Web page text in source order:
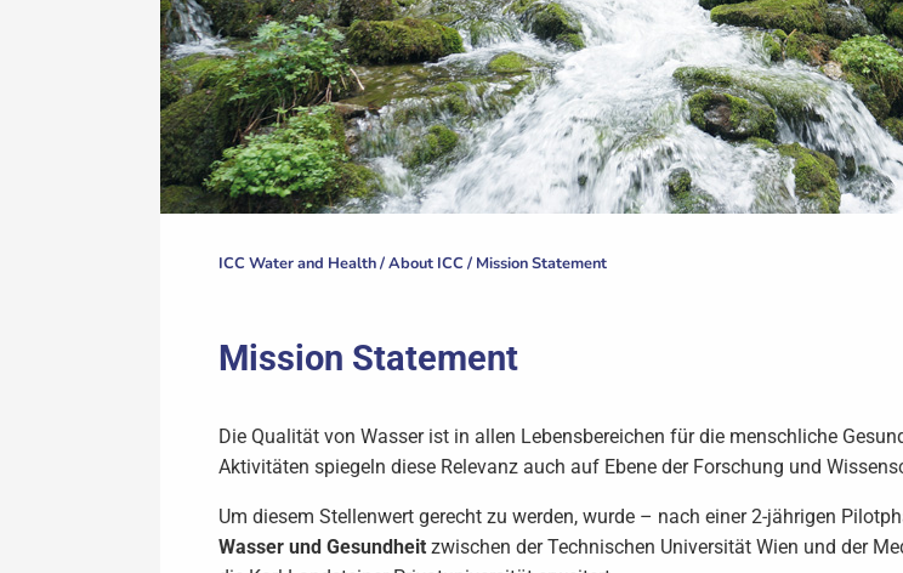
ICC Water and Health /About ICC / Mission Statement
Mission Statement
Die Qualität von Wasser ist in allen Lebensbereichen für die menschliche
Aktivitäten spiegeln diese Relevanz auch auf Ebene der Forschung und
Um diesem Stellenwert gerecht zu werden, wurde – nach einer 2-jährigen
Wasser und Gesundheit zwischen der Technischen Universität Wien und der